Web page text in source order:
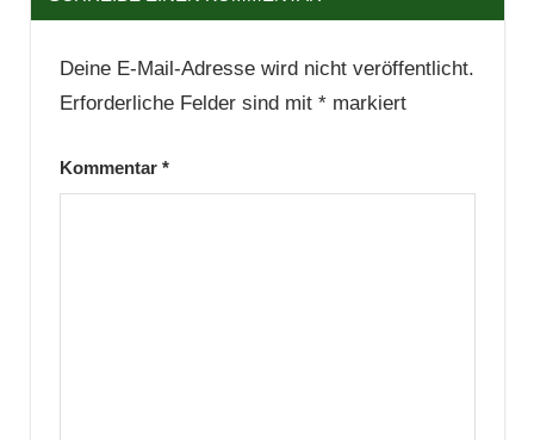
Deine E-Mail-Adresse wird nicht veröffentlicht.
Erforderliche Felder sind mit *markiert
Kommentar *